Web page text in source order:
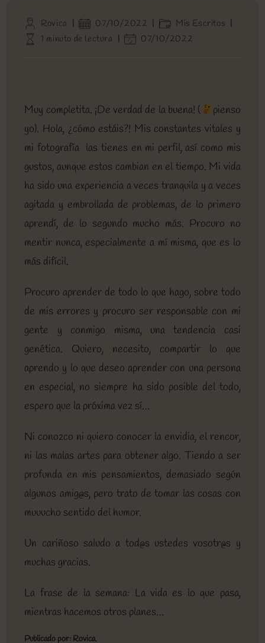
Autor
de
la
Rovica
Publicación
de
la
07/10/2022
Categoría
de
la
Mis Escritos
Tiempo1 minuto de lectura
Última07/10/2022
Muy completita. ¡De verdad de la buena! (
pienso
yo). Hola, ¿cómo estáis?! Mis constantes vitales y
mi fotografía las tienes en mi perfil, así como mis
gustos, aunque estos cambian en el tiempo. Mi vida
ha sido una experiencia a veces tranquila y a veces
agitada y embrollada de problemas, de lo primero
aprendí, de lo segundo mucho más. Procuro no
mentir nunca, especialmente a mí misma, que es lo
más difícil.
Procuro aprender de todo lo que hago, sobre todo
de mis errores y procuro ser responsable con mi
gente y conmigo misma, una tendencia casi
genética. Quiero, necesito, compartir lo que
aprendo y lo que deseo aprender con una persona
en especial, no siempre ha sido posible del todo,
espero que la próxima vez sí…
Ni conozco ni quiero conocer la envidia, el rencor,
ni las malas artes para obtener algo. Tiendo a ser
profunda en mis pensamientos, demasiado según
algunos amig@s, pero trato de tomar las cosas con
muuucho sentido del humor.
Un cariñoso saludo a tod@s ustedes vosotr@s y
muchas gracias.
La frase de la semana: La vida es lo que pasa,
mientras hacemos otros planes…
Publicado por: Rovica.